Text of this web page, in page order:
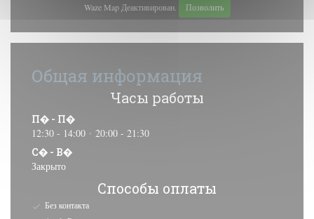
Waze Map Деактивирован. Позволить
Общая информация
Часы работы
П� - П�
12:30 - 14:00 • 20:00 - 21:30
С� - В�
Закрыто
Способы оплаты
Без контакта